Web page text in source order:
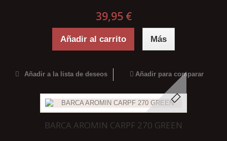
39,95 €
Añadir al carrito Más
Añadir a la lista de deseos Añadir para comparar
BARCA AROMIN CARPF 270 GREEN